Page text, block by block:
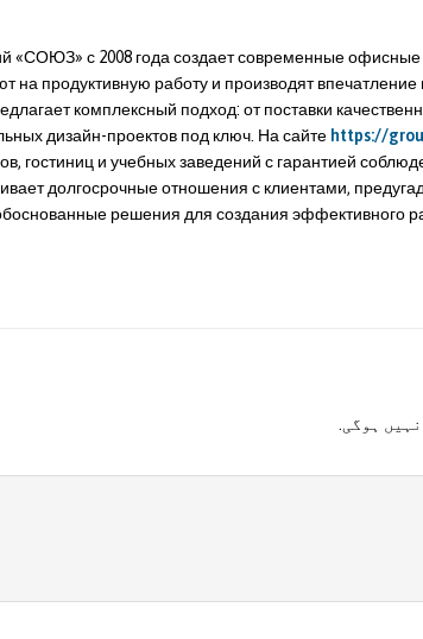
«СОЮЗ» с 2008 года создает современные офисные
на продуктивную работу и производят
комплексный подход: от поставки
дизайн-проектов под ключ. На сайте https://
гостиниц и учебных заведений с гарантией
долгосрочные отношения с клиентами,
решения для создания эффективного
ہوگی.